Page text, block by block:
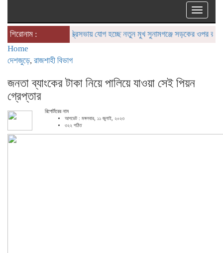
Toggle
শিরোনাম :
মন্ত্রিসভায় যোগ হচ্ছে নতুন মুখ সুনামগঞ্জে সড়কের ওপর রামদা
Home
দেশজুড়ে, রাজশাহী বিভাগ
জনতা ব্যাংকের টাকা নিয়ে পালিয়ে যাওয়া সেই পিয়ন
গ্রেপ্তার
রিপোর্টারের নাম
আপডেট : মঙ্গলবার, ১১ জুলাই, ২০২৩
৩২২ পঠিত